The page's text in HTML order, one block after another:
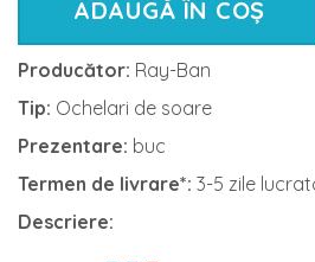
ADAUGĂ ÎN COȘ
Producător: Ray-Ban
Tip: Ochelari de soare
Prezentare: buc
Termen de livrare*: 3-5 zile
Descriere: